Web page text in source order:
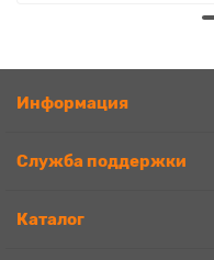
Информация
Служба поддержки
Каталог